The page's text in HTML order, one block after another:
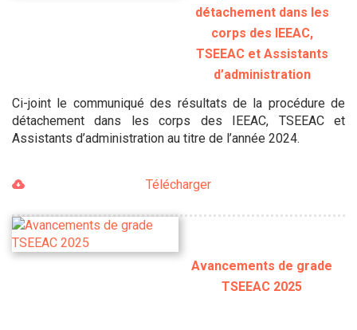
détachement dans les
corps des IEEAC,
TSEEAC et Assistants
d’administration
Ci-joint le communiqué des résultats de la procédure de
détachement dans les corps des IEEAC, TSEEAC et
Assistants d’administration au titre de l’année 2024.
Télécharger
Avancements de grade
TSEEAC 2025